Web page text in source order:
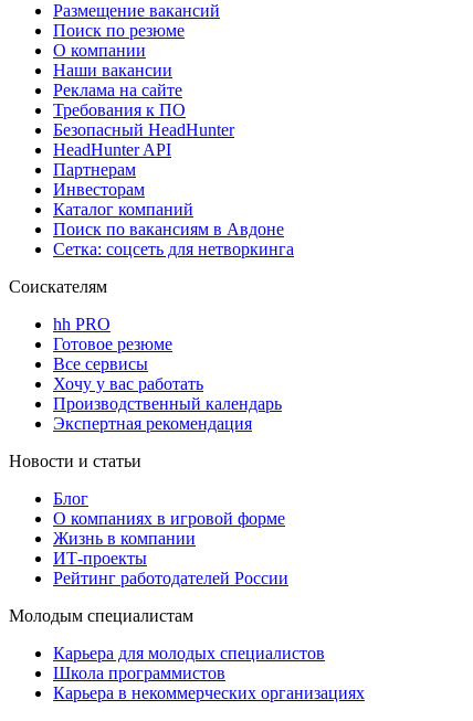
Размещение вакансий
Поиск по резюме
О компании
Наши вакансии
Реклама на сайте
Требования к ПО
Безопасный HeadHunter
HeadHunter API
Партнерам
Инвесторам
Каталог компаний
Поиск по вакансиям в Авдоне
Сетка: соцсеть для нетворкинга
Соискателям
hh PRO
Готовое резюме
Все сервисы
Хочу у вас работать
Производственный календарь
Экспертная рекомендация
Новости и статьи
Блог
О компаниях в игровой форме
Жизнь в компании
ИТ-проекты
Рейтинг работодателей России
Молодым специалистам
Карьера для молодых специалистов
Школа программистов
Карьера в некоммерческих организациях